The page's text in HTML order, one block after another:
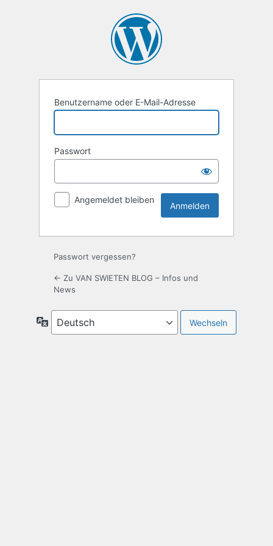
Benutzername oder E-Mail-Adresse
Passwort
Angemeldet bleiben
Passwort vergessen?
← Zu VAN SWIETEN BLOG – Infos und
News
Sprache